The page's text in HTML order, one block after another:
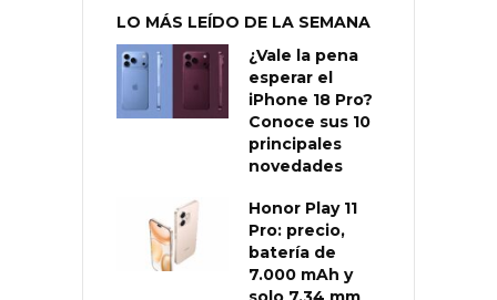
LO MÁS LEÍDO DE LA SEMANA
¿Vale la pena
esperar el
iPhone 18 Pro?
Conoce sus 10
principales
novedades
Honor Play 11
Pro: precio,
batería de
7.000 mAh y